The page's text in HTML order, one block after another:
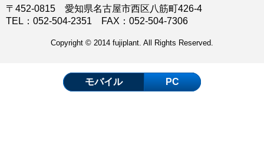
〒452-0815 愛知県名古屋市西区八筋町426-4
TEL：052-504-2351 FAX：052-504-7306
Copyright © 2014 fujiplant. All Rights Reserved.
モバイル PC